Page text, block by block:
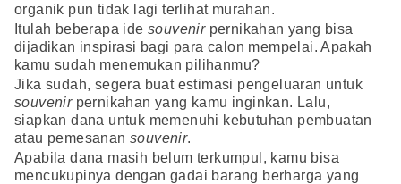
organik pun tidak lagi terlihat murahan.
Itulah beberapa ide souvenirpernikahan yang bisa
dijadikan inspirasi bagi para calon mempelai. Apakah
kamu sudah menemukan pilihanmu?
Jika sudah, segera buat estimasi pengeluaran untuk
souvenirpernikahan yang kamu inginkan. Lalu,
siapkan dana untuk memenuhi kebutuhan pembuatan
atau pemesanansouvenir.
Apabila dana masih belum terkumpul, kamu bisa
mencukupinya dengan gadai barang berharga yang